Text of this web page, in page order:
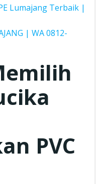
Lumajang Terbaik |
| WA 0812-
PVC